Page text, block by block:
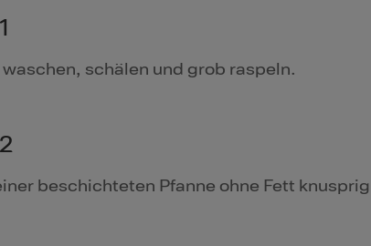
schälen und grob raspeln.
beschichteten Pfanne ohne Fett